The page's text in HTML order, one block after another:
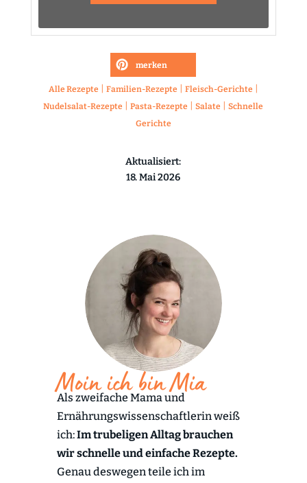
merken
Alle Rezepte Familien-Rezepte Fleisch-Gerichte
Nudelsalat-Rezepte |Pasta-Rezepte |Salate |Schnelle
Gerichte
Aktualisiert:
18. Mai 2026
Moin ich bin Mia
Als zweifache Mama und
Ernährungswissenschaftlerin weiß
ich:Im trubeligen Alltag brauchen
wir schnelle und einfache Rezepte.
Genau deswegen teile ich im